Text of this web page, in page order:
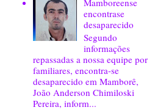
encontrase
desaparecido
Segundo
informações
repassadas a nossa equipe por
familiares, encontra-se
desaparecido em Mamborê,
João Anderson Chimiloski
Pereira, inform...